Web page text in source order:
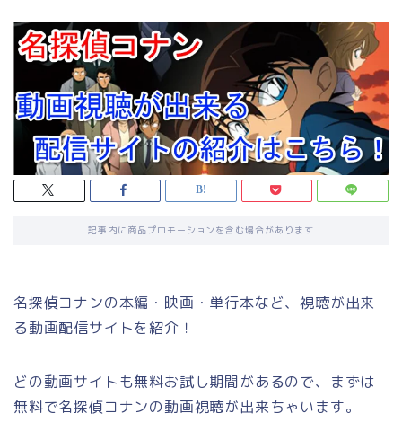
記事内に商品プロモーションを含む場合があります
名探偵コナンの本編・映画・単行本など、視聴が出来
る動画配信サイトを紹介！
どの動画サイトも無料お試し期間があるので、まずは
無料で名探偵コナンの動画視聴が出来ちゃいます。